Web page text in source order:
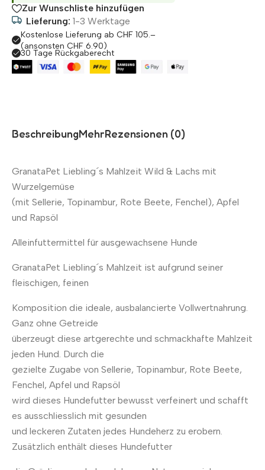
Zur Wunschliste hinzufügen
Lieferung: 1-3 Werktage
Kostenlose Lieferung ab CHF 105.–
(ansonsten CHF 6.90)
30 Tage Rückgaberecht
BeschreibungMehrRezensionen (0)
GranataPet Liebling´s Mahlzeit Wild & Lachs mit
Wurzelgemüse
(mit Sellerie, Topinambur, Rote Beete, Fenchel), Apfel
und Rapsöl
Alleinfuttermittel für ausgewachsene Hunde
GranataPet Liebling´s Mahlzeit ist aufgrund seiner
fleischigen, feinen
Komposition die ideale, ausbalancierte Vollwertnahrung.
Ganz ohne Getreide
überzeugt diese artgerechte und schmackhafte Mahlzeit
jeden Hund. Durch die
gezielte Zugabe von Sellerie, Topinambur, Rote Beete,
Fenchel, Apfel und Rapsöl
wird dieses Hundefutter bewusst verfeinert und schafft
es ausschliesslich mit gesunden
und leckeren Zutaten jedes Hundeherz zu erobern.
Zusätzlich enthält dieses Hundefutter